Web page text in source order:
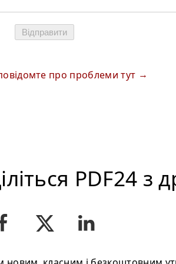
Відправити
про проблеми тут
PDF24 з